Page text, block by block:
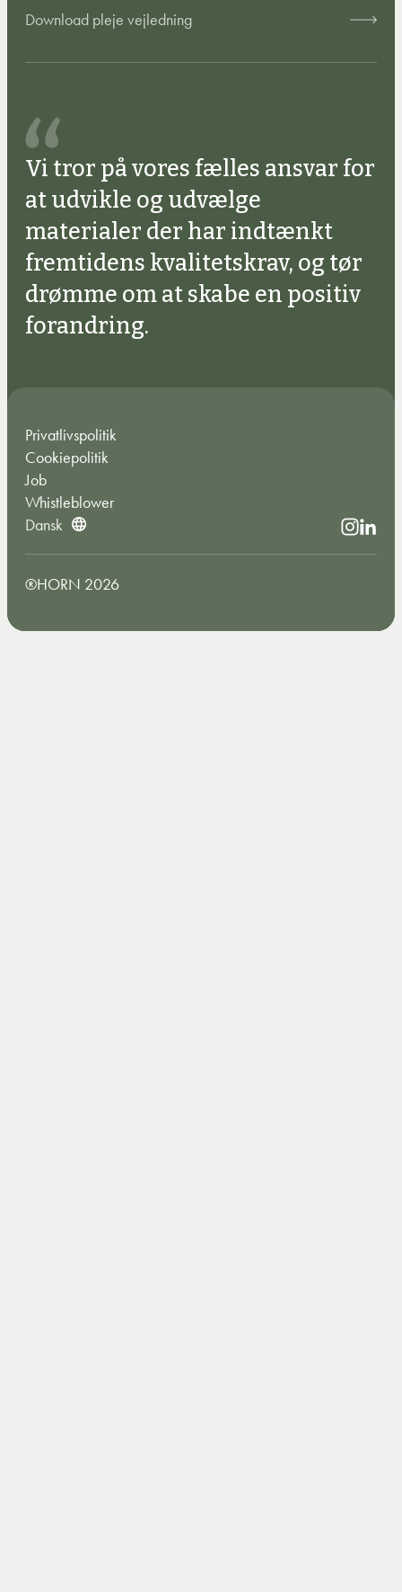
Download pleje vejledning
Vi tror på vores fælles ansvar for
at udvikle og udvælge
materialer der har indtænkt
fremtidens kvalitetskrav, og tør
drømme om at skabe en positiv
forandring.
®HORN 2026
Privatlivspolitik
Cookiepolitik
Job
Whistleblower
Dansk